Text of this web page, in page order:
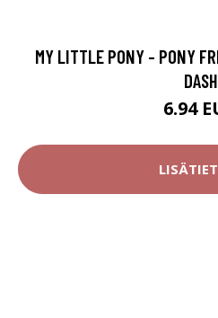
MY LITTLE PONY - PONY
DASH
6.94